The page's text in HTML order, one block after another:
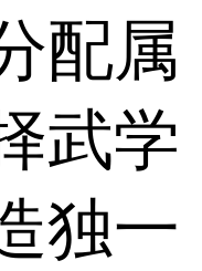
配属
武学
独一